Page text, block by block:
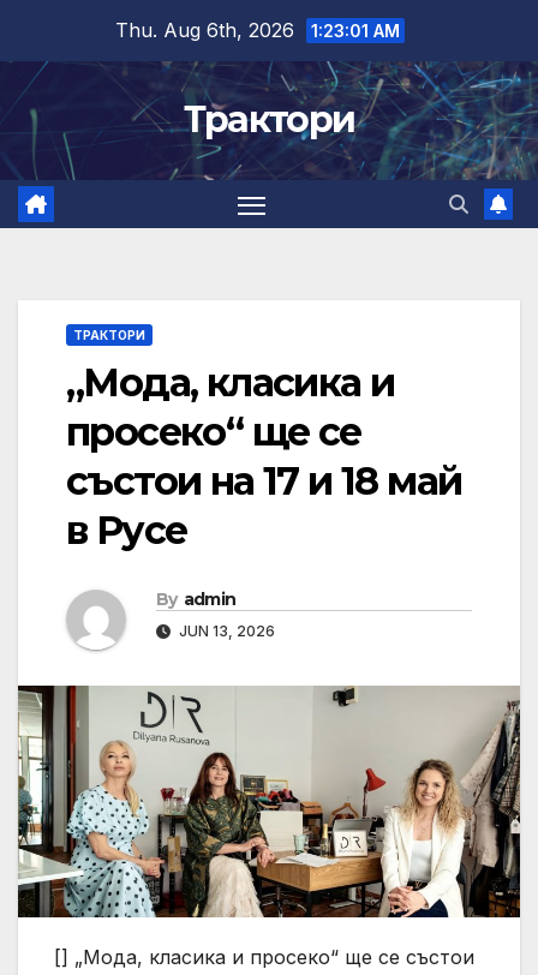
content
Thu. Aug 6th, 2026 1:23:02 AM
Трактори
ТРАКТОРИ
„Мода, класика и
просеко“ ще се
състои на 17 и 18 май
в Русе
By admin
JUN 13, 2026
[] „Мода, класика и просеко“ ще се състои